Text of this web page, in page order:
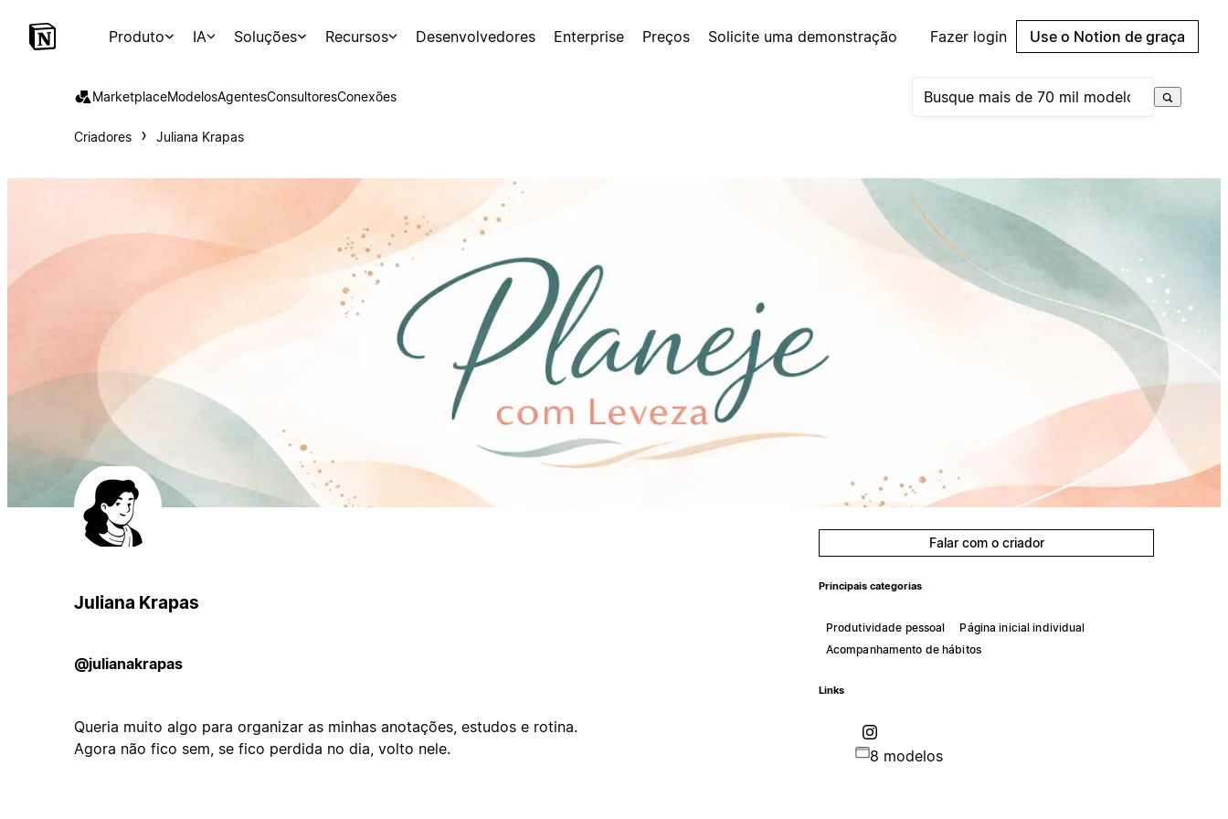
Produto IA Soluções Recursos Desenvolvedores Enterprise Preços Solicite uma demonstração Fazer login Use o Notion de graça
MarketplaceModelosAgentesConsultoresConexões
Criadores Juliana Krapas
Juliana Krapas
@julianakrapas
Queria muito algo para organizar as minhas anotações, estudos e rotina.
Agora não fico sem, se fico perdida no dia, volto nele.
Falar com o criador
Principais categorias
Produtividade pessoal
Página inicial individual
Acompanhamento de hábitos
Links
8 modelos